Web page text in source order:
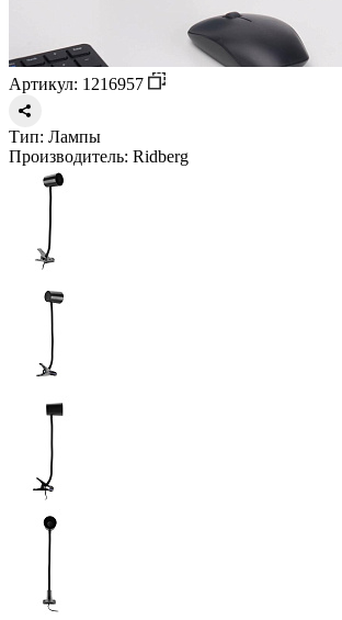
Артикул: 1216957
Тип: Лампы
Производитель: Ridberg